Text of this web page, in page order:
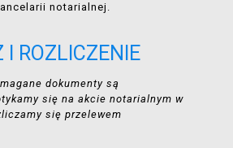
notarialnej.
I ROZLICZENIE
dokumenty są
się na akcie notarialnym w
się przelewem